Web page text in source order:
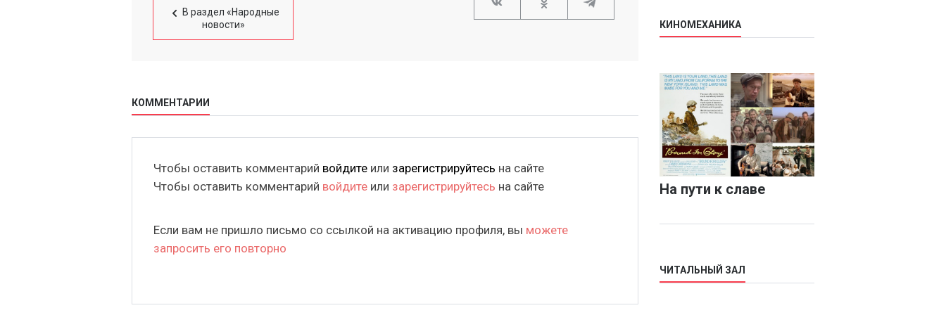
В раздел «Народные
новости»
КОММЕНТАРИИ
Чтобы оставить комментарий войдите или зарегистрируйтесь на сайте
Чтобы оставить комментарий войдите или зарегистрируйтесь на сайте
Если вам не пришло письмо со ссылкой на активацию профиля, вы можете
запросить его повторно
КИНОМЕХАНИКА
На пути к славе
ЧИТАЛЬНЫЙ ЗАЛ